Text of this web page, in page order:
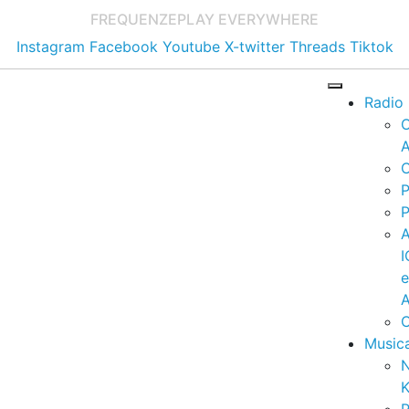
FREQUENZEPLAY EVERYWHERE
Instagram Facebook Youtube X-twitter Threads Tiktok
Radio
e